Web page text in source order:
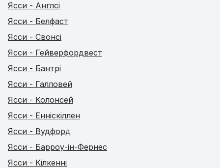
Ясси - Англсі
Ясси - Белфаст
Ясси - Свонсі
Ясси - Гейверфордвест
Ясси - Бантрі
Ясси - Галловей
Ясси - Колонсей
Ясси - Енніскіллен
Ясси - Вудфорд
Ясси - Барроу-ін-Фернес
Ясси - Кілкенні